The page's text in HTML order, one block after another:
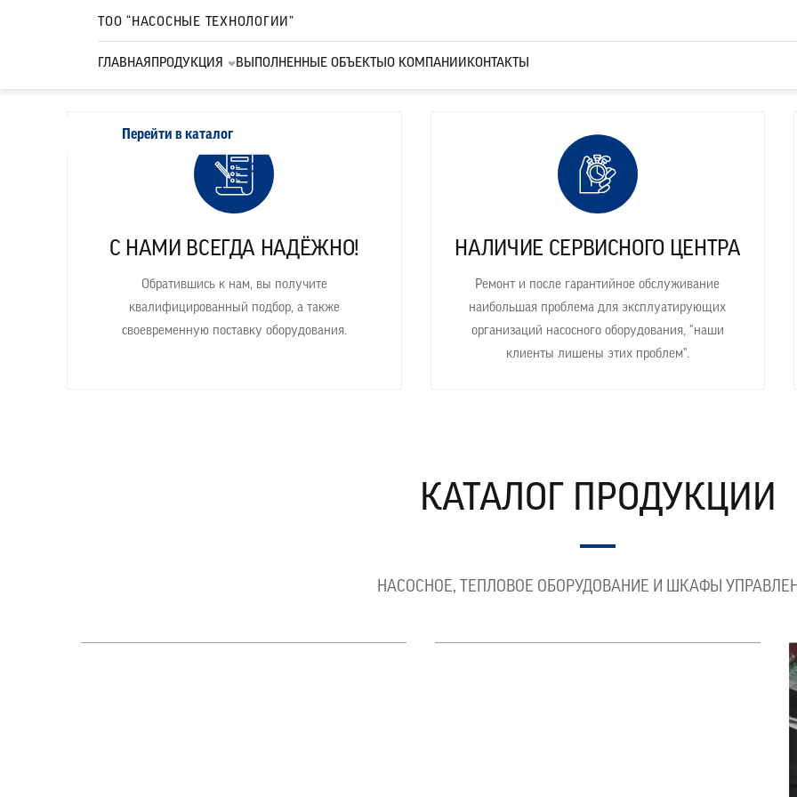
ТОО “НАСОСНЫЕ ТЕХНОЛОГИИ”
ГЛАВНАЯ ПРОДУКЦИЯ ВЫПОЛНЕННЫЕ ОБЪЕКТЫ О КОМПАНИИ КОНТАКТЫ
Перейти в каталог
С НАМИ ВСЕГДА НАДЁЖНО!
Обратившись к нам, вы получите
квалифицированный подбор, а также
своевременную поставку оборудования.
НАЛИЧИЕ СЕРВИСНОГО ЦЕНТРА
Ремонт и после гарантийное обслуживание
наибольшая проблема для эксплуатирующих
организаций насосного оборудования, "наши
клиенты лишены этих проблем".
КАТАЛОГ ПРОДУКЦИИ
НАСОСНОЕ, ТЕПЛОВОЕ ОБОРУДОВАНИЕ И ШКАФЫ
KSB